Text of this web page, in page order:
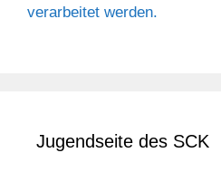
verarbeitet werden.
Jugendseite des SCK